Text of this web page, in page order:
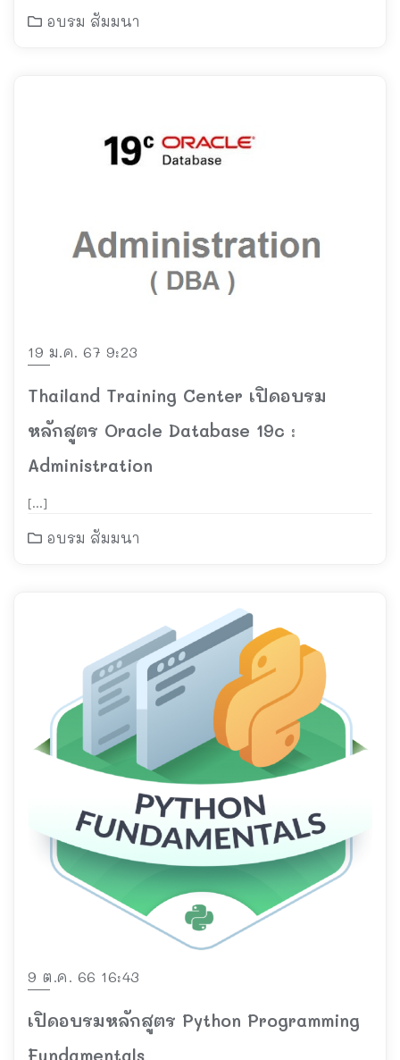
อบรม สัมมนา
19 ม.ค. 67 9:23
Thailand Training Center เปิดอบรม
หลักสูตร Oracle Database 19c :
Administration
[…]
อบรม สัมมนา
9 ต.ค. 66 16:43
เปิดอบรมหลักสูตร Python Programming
Fundamentals